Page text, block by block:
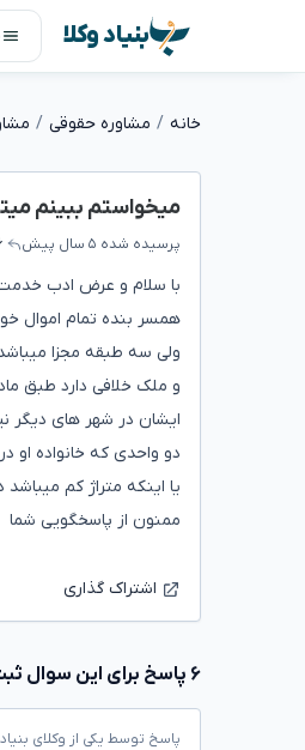
بنیاد وکلا
خانه مشاوره حقوقی
میخواستم ببینم
پرسیده شده ۵ سال پیش ۶
با سلام و عرض ادب خدمت
ولی سه طبقه مجزا
و ملک خلافی دارد طبق ماده
ایشان در شهر های دیگر
دو واحدی که خانواده
یا اینکه متراژ کم
ممنون از پاسخگویی شما
اشتراک گذاری
۶ پاسخ برای این سوال ثبت شده
پاسخ توسط یکی از وکلای بنیاد